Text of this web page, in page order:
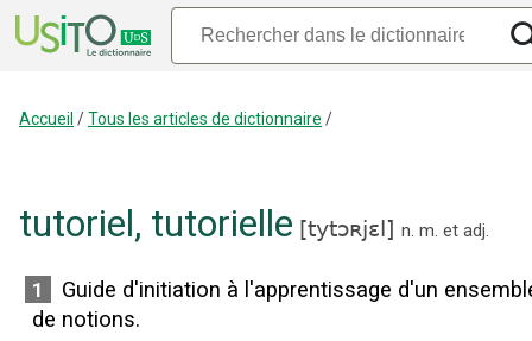
Accueil /Tous les articles de dictionnaire /
tutoriel, tutorielle [tytɔʀjɛl ] n. m. et adj.
1
Guide d'initiation à l'apprentissage d'un
de notions.